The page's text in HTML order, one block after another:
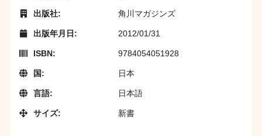
出版社: 角川マガジンズ
出版年月日: 2012/01/31
ISBN: 9784054051928
国: 日本
言語: 日本語
サイズ: 新書